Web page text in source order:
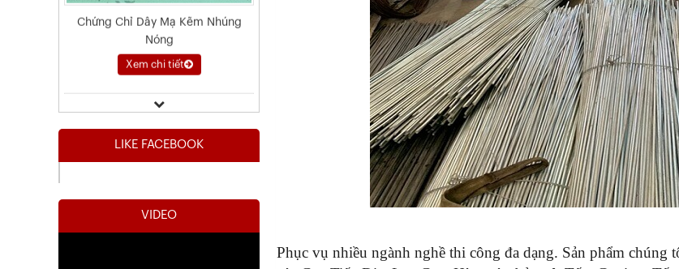
Phục vụ nhiều ngành nghề thi công đa dạng. Sản phẩm
Kết Quả Thử Nghiệm Lưới Tô Tường
Xem chi tiết
LIKE FACEBOOK
VIDEO